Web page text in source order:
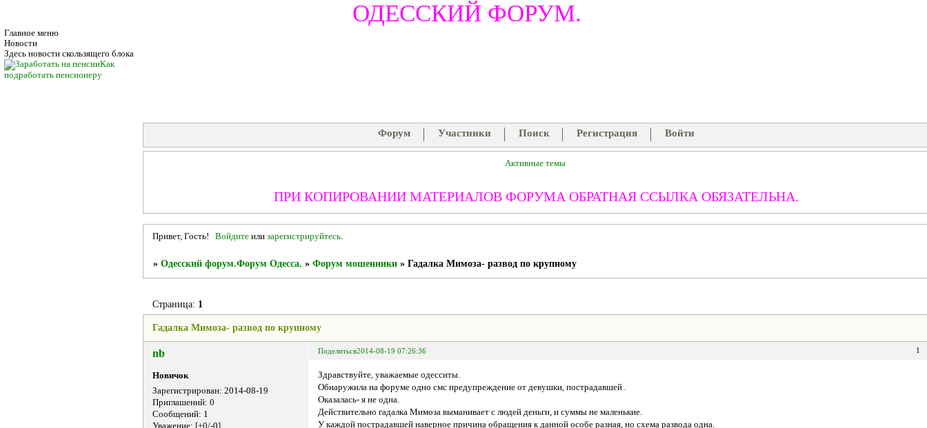
ОДЕССКИЙ ФОРУМ.
Главное меню
Новости
Здесь новости скользящего блока
Как
подработать пенсионеру
Форум Участники Поиск Регистрация Войти
Активные темы
ПРИ КОПИРОВАНИИ МАТЕРИАЛОВ ФОРУМА ОБРАТНАЯ ССЫЛКА ОБЯЗАТЕЛЬНА.
Привет, Гость! Войдитеили зарегистрируйтесь.
» Одесский форум.Форум Одесса. » Форум мошенники » Гадалка Мимоза- развод по крупному
Гадалка Мимоза- развод по крупному
Страница: 1
Поделиться 1
2014-08-19 07:26:36
nb
Новичок
Зарегистрирован: 2014-08-19
Приглашений: 0
Сообщений: 1
Уважение: [+0/-0]
Здравствуйте, уважаемые одесситы.
Обнаружила на форуме одно смс предупреждение от девушки, пострадавшей .
Оказалась- я не одна.
Действительно гадалка Мимоза выманивает с людей деньги, и суммы не маленькие.
У каждой пострадавшей наверное причина обращения к данной особе разная, но схема развода одна.